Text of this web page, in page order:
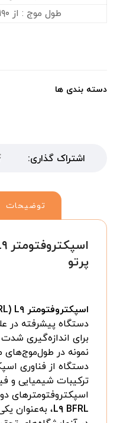
طول موج : از ۱۹۰ تا ۱۱۰۰ نانومتر
دسته بندی ها
توضیحات
پرتو
اسپکتروفتومتر Rayleigh (BFRL) L۹ دو پرتو
دستگاه پیشرفته در
برای اندازه‌گیری
نمونه در
دستگاه از فناوری
ترکیبات شیمیایی و
اسپکتروفتومترهای
L۹ BFRL، به‌عنوان